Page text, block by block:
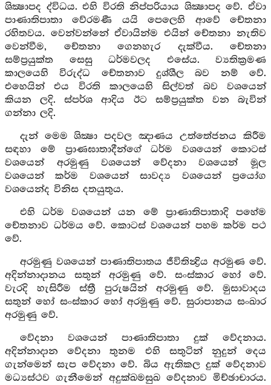
ශික්‍ෂාපද ද්විධය. එහි විරති නිප්පරියාය ශික්‍ෂාපද වේ. ඒවා
පාණාතිපාතා වේරමණී යයි පෙලෙහි ආවේ චේතනා
රහිතවය. වෙන්වන්නේ ඒවායින්ම එයින් චේතනා නැතිව
වෙන්වීම, චේතනා ගෙනහැර දැක්වීය. චේතනා
සම්ප්‍රයුක්ත සෙසු ධර්මවලද එසේය. ව්‍යතික්‍රමණ
කාලයෙහි විරුද්ධ චේතනාව දුශ්ශීල බව නම් වේ.
එහෙයින් එය විරති කාලයෙහි සිල්වත් බව වශයෙන්
කියන ලදි. ස්පර්ශ ආදිය ඊට සම්ප්‍රයුක්ත වන බැවින්
ගන්නා ලදි.
දැන් මෙම ශික්‍ෂා පදවල ඤාණය උත්තේජනය කිරීම
සඳහා මේ ප්‍රාණඝාතාදීන්ගේ ධර්ම වශයෙන් කොටස්
වශයෙන් අරමුණු වශයෙන් වේදනා වශයෙන් මූල
වශයෙන් කර්ම වශයෙන් සාවද්‍ය වශයෙන් ප්‍රයෝග
වශයෙන්ද විනිස දතයුතුය.
එහි ධර්ම වශයෙන් යන මේ ප්‍රාණාතිපාතාදි පහේම
චේතනාව ධර්මය වේ. කොටස් වශයෙන් පහම කර්ම පථ
වේ.
අරමුණු වශයෙන් පාණාතිපාතය ජීවිතින්‍ද්‍රිය අරමුණ වේ.
අදින්නාදානය සතුන් අරමුණු වේ. සංස්කාර හෝ වේ.
වැරදි හැසිරීම ස්ත්‍රී පුරුෂයින් අරමුණු වේ. මුසාවාදය
සතුන් හෝ සංස්කාර හෝ අරමුණු වේ. සුරාපානය සංඛාර
අරමුණු වේ.
වේදනා වශයෙන් පාණාතිපාතා දුක් වේදනාය.
අදින්නාදාන වේදනා තුනම එහි සතුටින් නුදුන් දෙය
ගැන්මෙන් සැප වේදනා වේ. බිය ඇතිකල දුක් වේදනාව
මධ්‍යස්ථව ගැනීමෙන් අදුක්ඛමසුඛ වේදනාව මිච්ඡාචාරය.